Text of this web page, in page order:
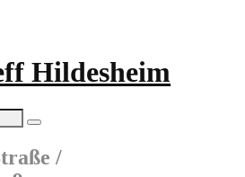
Hildesheim
/